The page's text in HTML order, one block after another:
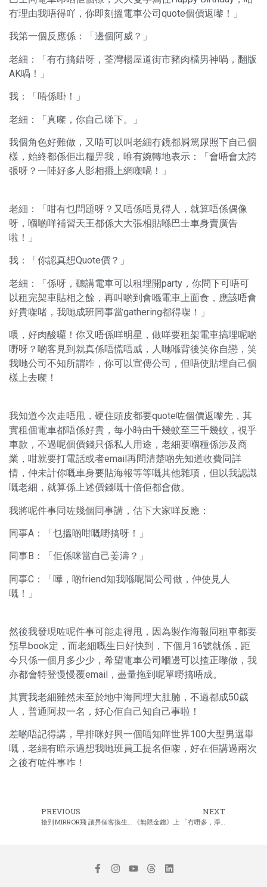
冇理由我唔得吖，你即刻搵電車公司quote個價返嚟！」
我第一個反應係：「邊個阿威？」
老細：「有冇搞錯呀，荃灣楊屋道街市豬肉檔男神喎，翻版
AK喎！」
我：「唔係啩！」
老細：「真㗎，你自己睇下。」
我個角色好難做，又唔可以叫老細冇鏡都屙篤尿照下自己個
樣，始終都係佢出糧畀我，唯有婉轉地表示：「會唔會太誇
張呀？一陣好多人影相擺上網㗎喎！」
老細：「咁有乜問題呀？又唔係唔見得人，就算唔係偶像
呀，嗰啲咩補習天王都係大大張相貼喺巴士車身賣廣告
啦！」
我：「你認真想Quote價？」
老細：「係呀，聽講電車可以租埋開party，你問下可唔可
以租完架車貼相之餘，再叫啲到會喺電車上面食，應該唔會
好貴㗎啫，我哋成班同事當gathering都得㗎！」
喂，好肉酸囉！你又唔係咩明星，做咩要租架電車搞埋呢啲
嘢呀？啲客見到就真係唔慌唔威，人哋喺背後笑你自戀，笑
我哋公司不知所謂咋，你可以宣傳公司，但唔使貼埋自己個
樣上去㗎！
我知道今次走唔甩，硬住頭皮都要quote咗個價返嚟先，其
實租個電車都唔係好貴，每小時由千幾蚊至三千幾蚊，視乎
車款，不過呢個價錢只係私人用途，老細要嗰種係涉及商
業，咁就要打電話或者email再問清楚啲先知道收費同詳
情，仲未計你嘅車身要貼海報等等嘅其他雜項，但以我認識
嘅老細，就算係上述價錢嘅十倍佢都會做。
我將呢件事同咗幾個同事講，估下大家咩反應：
同事A：「乜搵啲咁嘅嘢搞呀！」
同事B：「佢係咪當自己姜濤？」
同事C：「嘩，啲friend知我喺呢間公司做，仲使見人
嘅！」
然後我發現咗呢件事可能走得甩，因為製作海報同租車都要
預早book定，而老細嘅生日好快到，下個月16號就係，距
今只係一個月多少少，希望電車公司嗰邊可以揸正嚟做，我
亦都會特登慢慢覆email，盡量拖到呢單嘢搞唔成。
其實我老細雖然未至於地中海同埋大肚腩，不過都成50歲
人，普通阿叔一名，好心佢自己知自己事啦！
差啲唔記得講，早排咪好興一個唔知咩世界100大型男選舉
嘅，老細有暗示過想我哋班員工提名佢㗎，好在佢講過兩次
之後冇咗件事咋！
PREVIOUS NEXT
《無限金錢》上 「冇嘢多，淨係錢最多」